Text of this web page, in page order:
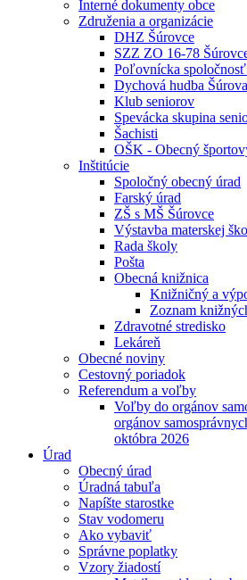
Interné dokumenty obce
Združenia a organizácie
DHZ Šúrovce
SZZ ZO 16-78
Poľovnícka
Dychová hudba
Klub seniorov
Spevácka skupina
Šachisti
OŠK - Obecný
Inštitúcie
Spoločný obecný úrad
Farský úrad
ZŠ s MŠ Šúrovce
Výstavba materskej
Rada školy
Pošta
Obecná knižnica
Knižničný a
Zoznam
Zdravotné stredisko
Lekáreň
Obecné noviny
Cestovný poriadok
Referendum a voľby
Voľby do orgánov
orgánov
októbra 2026
Úrad
Obecný úrad
Úradná tabuľa
Napíšte starostke
Stav vodomeru
Ako vybaviť
Správne poplatky
Vzory žiadostí